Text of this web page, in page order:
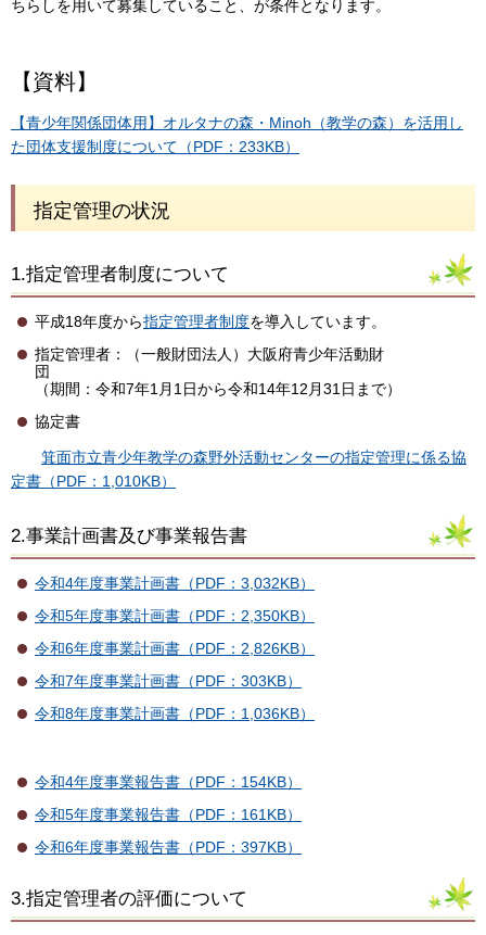
ちらしを用いて募集していること、が条件となります。
【資料】
【青少年関係団体用】オルタナの森・Minoh（教学の森）を活用し
た団体支援制度について（PDF：233KB）
指定管理の状況
1.指定管理者制度について
平成18年度から指定管理者制度を導入しています。
指定管理者：（一般財団法人）大阪府青少年活動財
（期間：令和7年1月1日から令和14年12月31日まで）
協定書
箕面市立青少年教学の森野外活動センターの指定管理に係る協
定書（PDF：1,010KB）
2.事業計画書及び事業報告書
令和4年度事業計画書（PDF：3,032KB）
令和5年度事業計画書（PDF：2,350KB）
令和6年度事業計画書（PDF：2,826KB）
令和7年度事業計画書（PDF：303KB）
令和8年度事業計画書（PDF：1,036KB）
令和4年度事業報告書（PDF：154KB）
令和5年度事業報告書（PDF：161KB）
令和6年度事業報告書（PDF：397KB）
3.指定管理者の評価について